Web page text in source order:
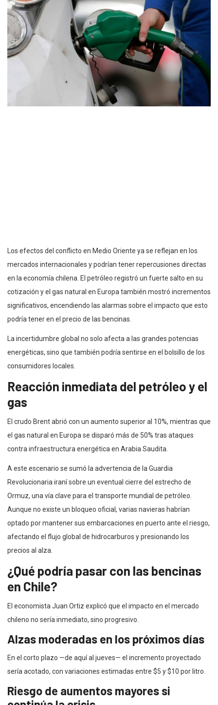
Los efectos del conflicto en Medio Oriente ya se reflejan en los
mercados internacionales y podrían tener repercusiones directas
en la economía chilena. El petróleo registró un fuerte salto en su
cotización y el gas natural en Europa también mostró incrementos
significativos, encendiendo las alarmas sobre el impacto que esto
podría tener en el precio de las bencinas.
La incertidumbre global no solo afecta a las grandes potencias
energéticas, sino que también podría sentirse en el bolsillo de los
consumidores locales.
Reacción inmediata del petróleo y el
gas
El crudo Brent abrió con un aumento superior al 10%, mientras que
el gas natural en Europa se disparó más de 50% tras ataques
contra infraestructura energética en Arabia Saudita.
A este escenario se sumó la advertencia de la Guardia
Revolucionaria iraní sobre un eventual cierre del estrecho de
Ormuz, una vía clave para el transporte mundial de petróleo.
Aunque no existe un bloqueo oficial, varias navieras habrían
optado por mantener sus embarcaciones en puerto ante el riesgo,
afectando el flujo global de hidrocarburos y presionando los
precios al alza.
¿Qué podría pasar con las bencinas
en Chile?
El economista Juan Ortiz explicó que el impacto en el mercado
chileno no sería inmediato, sino progresivo.
Alzas moderadas en los próximos días
En el corto plazo —de aquí al jueves— el incremento proyectado
sería acotado, con variaciones estimadas entre $5 y $10 por litro.
Riesgo de aumentos mayores si